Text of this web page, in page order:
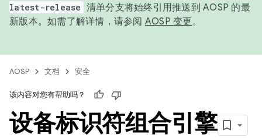
latest-release 清单分支将始终引用推送到 AOSP 的最
新版本。如需了解详情，请参阅 AOSP 变更。
AOSP 文档 安全
该内容对您有帮助吗？
设备标识符组合引擎